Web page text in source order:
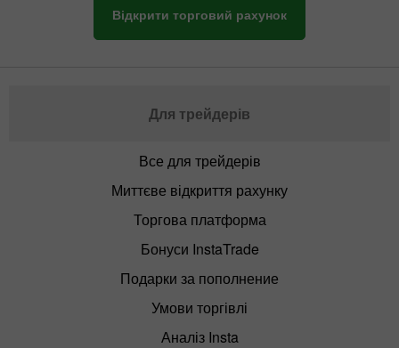
Відкрити торговий рахунок
Для трейдерів
Все для трейдерів
Миттєве відкриття рахунку
Торгова платформа
Бонуси InstaTrade
Подарки за пополнение
Умови торгівлі
Аналіз Insta